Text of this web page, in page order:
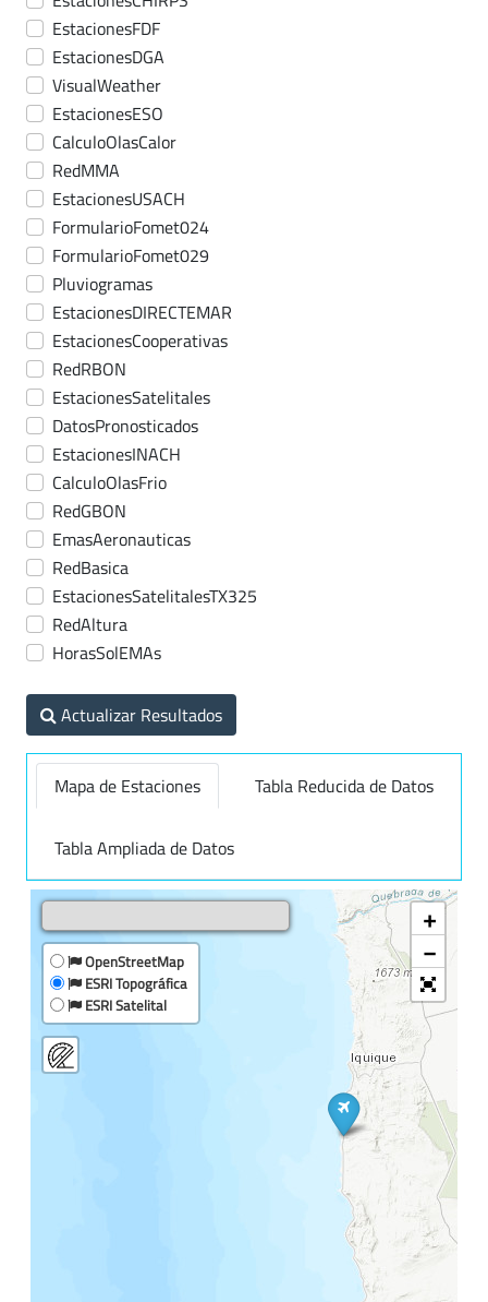
EstacionesFDF
EstacionesDGA
VisualWeather
EstacionesESO
CalculoOlasCalor
RedMMA
EstacionesUSACH
FormularioFomet024
FormularioFomet029
Pluviogramas
EstacionesDIRECTEMAR
EstacionesCooperativas
RedRBON
EstacionesSatelitales
DatosPronosticados
EstacionesINACH
CalculoOlasFrio
RedGBON
EmasAeronauticas
RedBasica
EstacionesSatelitalesTX325
RedAltura
HorasSolEMAs
Actualizar Resultados
Mapa de Estaciones Tabla Reducida de Datos
Tabla Ampliada de Datos
OpenStreetMap
ESRI Topográfica
ESRI Satelital
+
−